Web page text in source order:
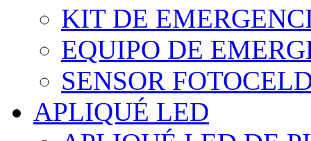
KIT DE
EQUIPO DE
SENSOR
APLIQUÉ LED